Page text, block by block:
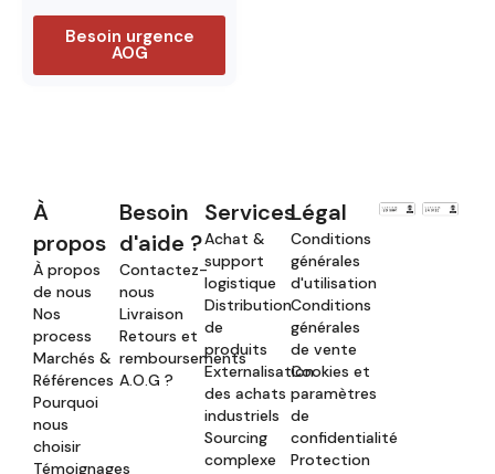
Besoin urgence
AOG
À
propos
À propos
de nous
Nos
process
Marchés &
Références
Pourquoi
nous
choisir
Témoignages
Besoin
d'aide ?
Contactez-
nous
Livraison
Retours et
remboursements
A.O.G ?
Services
Achat &
support
logistique
Distribution
de
produits
Externalisation
des achats
industriels
Sourcing
complexe
Légal
Conditions
générales
d'utilisation
Conditions
générales
de vente
Cookies et
paramètres
de
confidentialité
Protection